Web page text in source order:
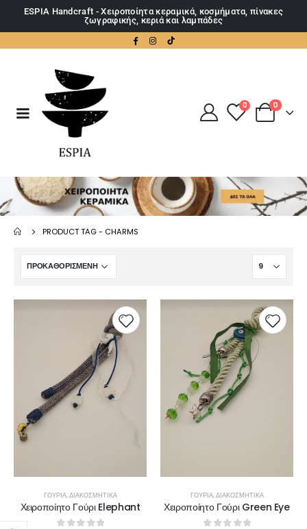
ESPIA Handcraft - Χειροποίητα κεραμικά, κοσμήματα, πίνακες
ζωγραφικής, κεριά και λαμπάδες
0 0
PRODUCT TAG - CHARMS
ΓΟΎΡΙΑ,ΔΙΑΚΟΣΜΗΤΙΚΆ
Χειροποίητο Γούρι Elephant
ΓΟΎΡΙΑ,ΔΙΑΚΟΣΜΗΤΙΚΆ
Χειροποίητο Γούρι Green Eye